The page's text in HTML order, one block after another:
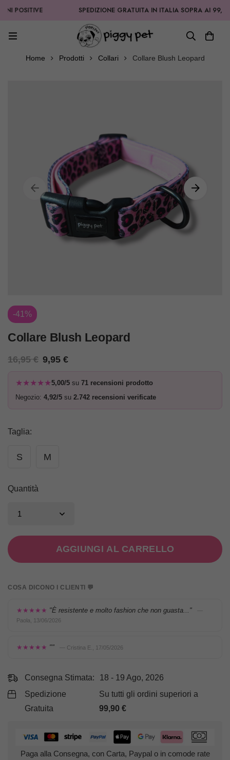
SPEDIZIONE GRATUITA IN ITALIA SOPRA AI 99,90€
Home Prodotti Collari Collare Blush Leopard
-41%
Collare Blush Leopard
16,95€ 9,95 €
★★★★★5,00/5 su 71 recensioni prodotto
Negozio: 4,92/5 su 2.742 recensioni verificate
Taglia:
S M
Quantità
AGGIUNGI AL CARRELLO
COSA DICONO I CLIENTI 💬
★★★★★ "È resistente e molto fashion che non guasta..."
—
Paola, 13/06/2026
★★★★★ "" — Cristina E., 17/05/2026
Consegna Stimata:
18 - 19 Ago, 2026
Spedizione
Gratuita
Su tutti gli ordini superiori a
99,90€
Paga alla Consegna, con Carta, Paypal o in comode rate